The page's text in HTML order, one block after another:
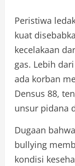
Peristiwa
kuat
kecelakaan
gas. Lebih
ada korban
Densus 88,
unsur pidana
Dugaan
bullying
kondisi